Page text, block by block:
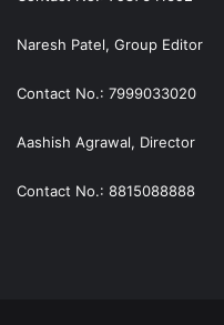
Naresh Patel, Group Editor
Contact No.: 7999033020
Aashish Agrawal, Director
Contact No.: 8815088888